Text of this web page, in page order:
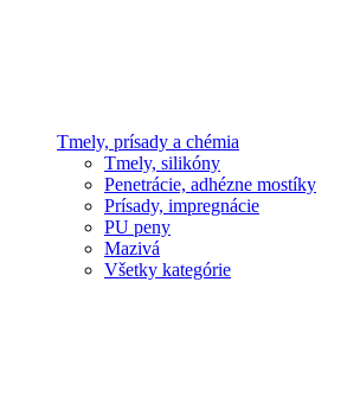
Tmely, prísady a chémia
Tmely, silikóny
Penetrácie, adhézne mostíky
Prísady, impregnácie
PU peny
Mazivá
Všetky kategórie